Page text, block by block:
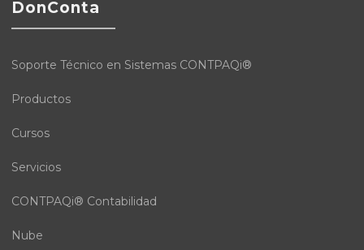
DonConta
Soporte Técnico en Sistemas CONTPAQi®
Productos
Cursos
Servicios
CONTPAQi® Contabilidad
Nube